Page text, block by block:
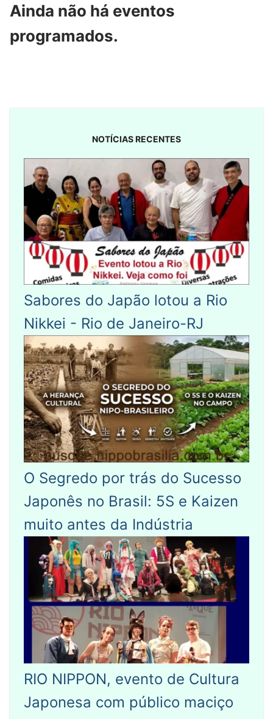
Ainda não há eventos
programados.
NOTÍCIAS RECENTES
Sabores do Japão lotou a Rio
Nikkei - Rio de Janeiro-RJ
O Segredo por trás do Sucesso
Japonês no Brasil: 5S e Kaizen
muito antes da Indústria
RIO NIPPON, evento de Cultura
Japonesa com público maciço